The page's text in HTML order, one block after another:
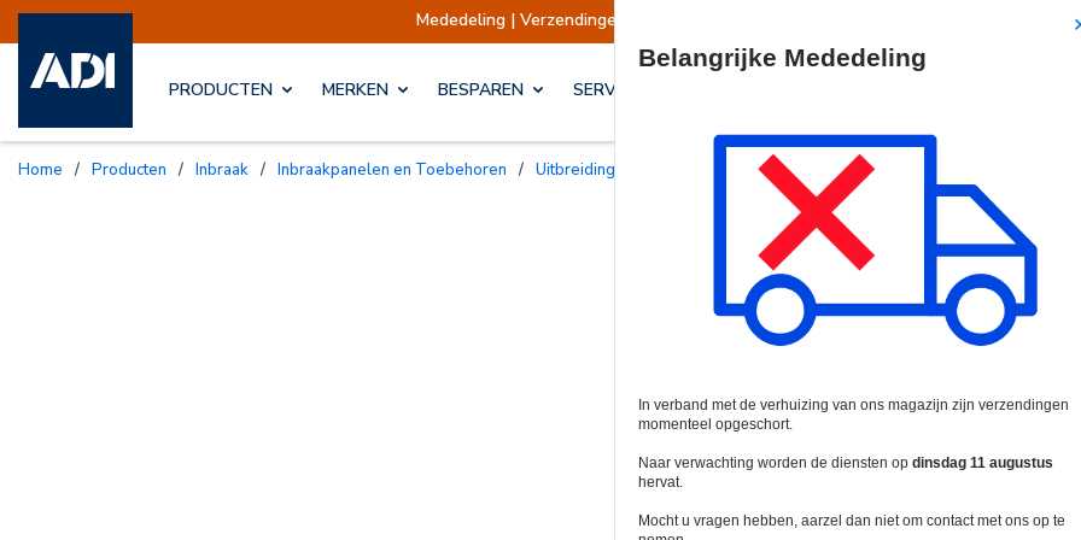
Mededeling | Verzendingen opgeschort Verzendingen worden op
PRODUCTEN MERKEN BESPAREN SERVICES & OPLOSSINGEN
Home / Producten / Inbraak / Inbraakpanelen en Toebehoren / Uitbreidingsmodules